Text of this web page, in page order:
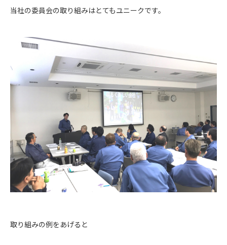
当社の委員会の取り組みはとてもユニークです。
取り組みの例をあげると